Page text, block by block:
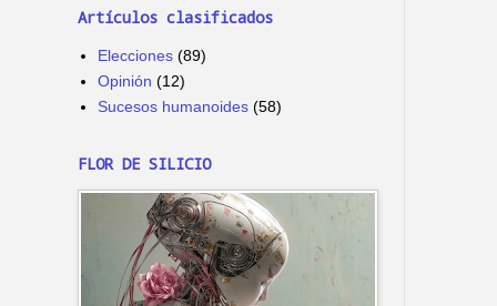
Artículos clasificados
Elecciones (89)
Opinión (12)
Sucesos humanoides (58)
FLOR DE SILICIO